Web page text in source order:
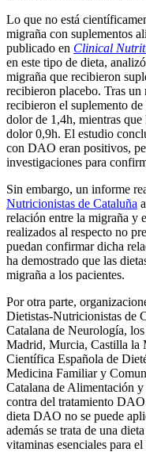
Lo que no está
migraña con suplementos
publicado en Clinical
en este tipo de dieta,
migraña que recibieron
recibieron placebo. Tras un
recibieron el suplemento
dolor de 1,4h, mientras
dolor 0,9h. El estudio
con DAO eran positivos,
investigaciones para
Sin embargo, un informe
Nutricionistas de Cataluña
relación entre la migraña y
realizados al respecto no
puedan confirmar dicha
ha demostrado que las
migraña a los pacientes.
Por otra parte,
Dietistas-Nutricionistas de
Catalana de Neurología,
Madrid, Murcia, Castilla la
Científica Española de
Medicina Familiar y
Catalana de Alimentación
contra del tratamiento
dieta DAO no se puede
además se trata de una
vitaminas esenciales para